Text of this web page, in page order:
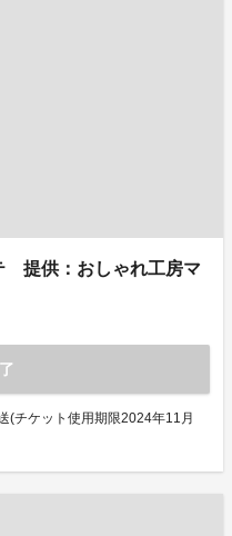
提供：おしゃれ工房マ
(チケット使用期限2024年11月